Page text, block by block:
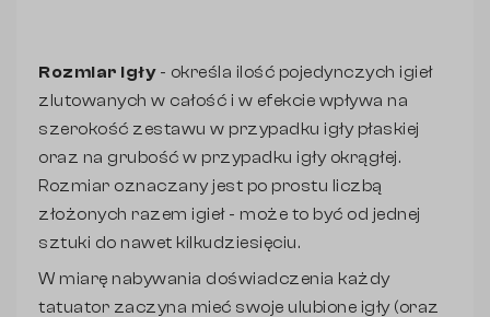
Rozmiar igły- określa ilość pojedynczych igieł
zlutowanych w całość i w efekcie wpływa na
szerokość zestawu w przypadku igły płaskiej
oraz na grubość w przypadku igły okrągłej.
Rozmiar oznaczany jest po prostu liczbą
złożonych razem igieł - może to być od jednej
sztuki do nawet kilkudziesięciu.
W miarę nabywania doświadczenia każdy
tatuator zaczyna mieć swoje ulubione igły (oraz